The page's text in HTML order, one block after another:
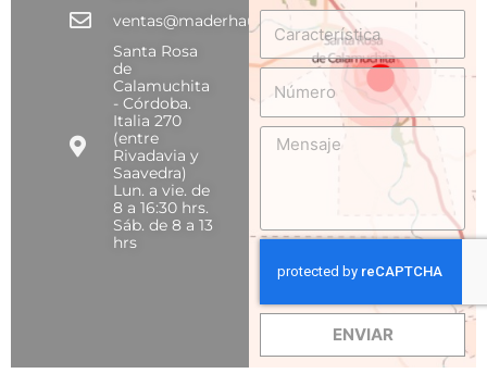
ventas@maderhaus.com
Santa Rosa
de
Calamuchita
- Córdoba.
Italia 270
(entre
Rivadavia y
Saavedra)
Lun. a vie. de
8 a 16:30 hrs.
Sáb. de 8 a 13
hrs
Característica
Mensaje
ENVIAR